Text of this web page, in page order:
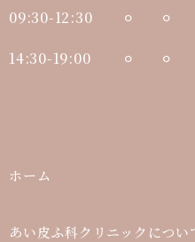
09:30-12:30 ⚪︎ ⚪︎
14:30-19:00 ⚪︎ ⚪︎
ホーム
あい皮ふ科クリニックについ